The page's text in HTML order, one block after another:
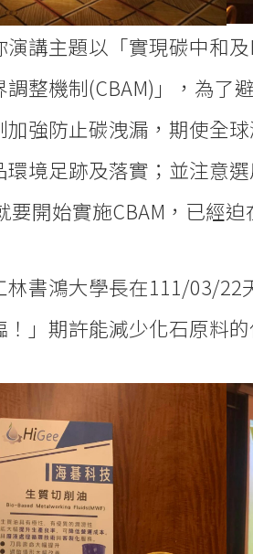
講主題以「實現碳中和
整機制(CBAM)」，為了
強防止碳洩漏，期使全
境足跡及落實；並注意
開始實施CBAM，已經迫
林書鴻大學長在111/03/
」期許能減少化石原料的